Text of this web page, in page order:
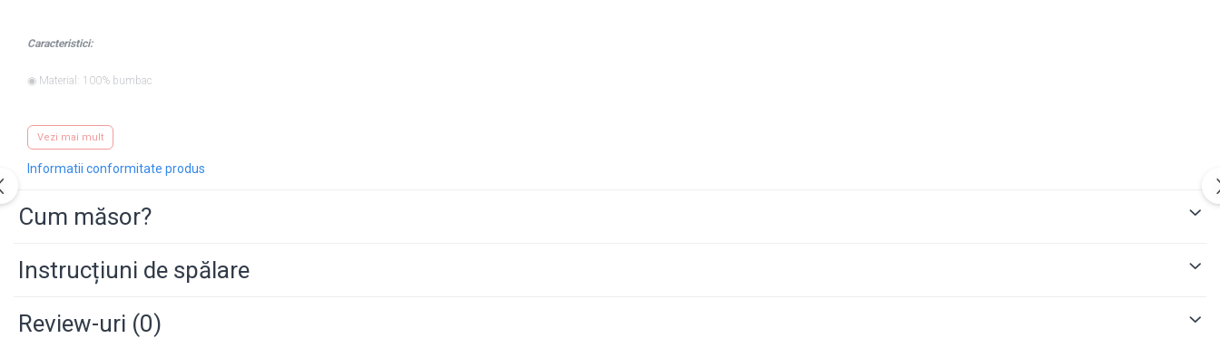
Caracteristici:
◉ Material: 100% bumbac
Vezi mai mult
Informatii conformitate produs
Cum măsor?
Instrucțiuni de spălare
Review-uri (0)